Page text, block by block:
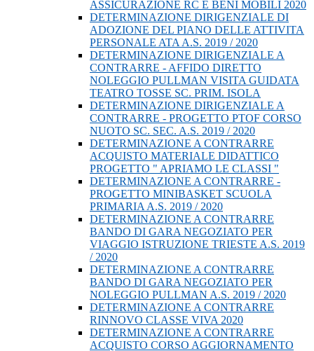
ASSICURAZIONE RC E BENI MOBILI 2020
DETERMINAZIONE DIRIGENZIALE DI
ADOZIONE DEL PIANO DELLE ATTIVITA
PERSONALE ATA A.S. 2019 / 2020
DETERMINAZIONE DIRIGENZIALE A
CONTRARRE - AFFIDO DIRETTO
NOLEGGIO PULLMAN VISITA GUIDATA
TEATRO TOSSE SC. PRIM. ISOLA
DETERMINAZIONE DIRIGENZIALE A
CONTRARRE - PROGETTO PTOF CORSO
NUOTO SC. SEC. A.S. 2019 / 2020
DETERMINAZIONE A CONTRARRE
ACQUISTO MATERIALE DIDATTICO
PROGETTO " APRIAMO LE CLASSI "
DETERMINAZIONE A CONTRARRE -
PROGETTO MINIBASKET SCUOLA
PRIMARIA A.S. 2019 / 2020
DETERMINAZIONE A CONTRARRE
BANDO DI GARA NEGOZIATO PER
VIAGGIO ISTRUZIONE TRIESTE A.S. 2019
/ 2020
DETERMINAZIONE A CONTRARRE
BANDO DI GARA NEGOZIATO PER
NOLEGGIO PULLMAN A.S. 2019 / 2020
DETERMINAZIONE A CONTRARRE
RINNOVO CLASSE VIVA 2020
DETERMINAZIONE A CONTRARRE
ACQUISTO CORSO AGGIORNAMENTO